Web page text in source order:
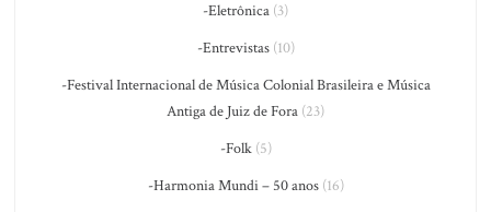
-Eletrônica (3)
-Entrevistas(10)
-Festival Internacional de Música Colonial Brasileira e Música
Antiga de Juiz de Fora (23)
-Folk(5)
-Harmonia Mundi – 50 anos(16)